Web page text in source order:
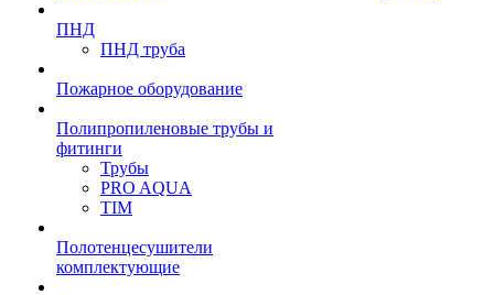
ПНД
ПНД труба
Пожарное оборудование
Полипропиленовые трубы и
фитинги
Трубы
PRO AQUA
TIM
Полотенцесушители
комплектующие